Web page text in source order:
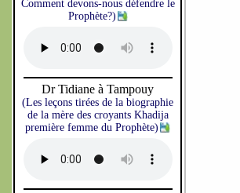
Comment devons-nous défendre le
Prophète?)
Dr Tidiane à Tampouy
(Les leçons tirées de la biographie
de la mère des croyants Khadija
première femme du Prophète)